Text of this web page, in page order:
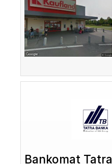
Bankomat Tatra